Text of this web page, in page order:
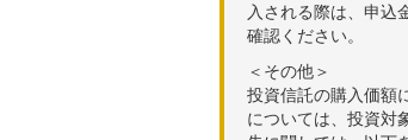
入される際は、申込
確認ください。
＜その他＞
投資信託の購入価額
については、投資対